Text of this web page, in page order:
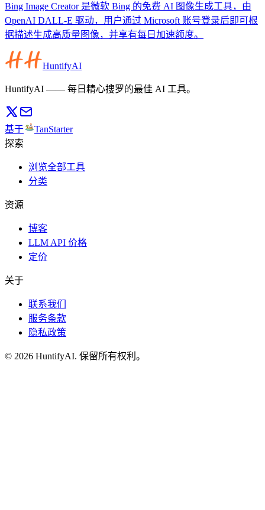
Bing Image Creator 是微软 Bing 的免费 AI 图像生成工具，由
OpenAI DALL-E 驱动，用户通过 Microsoft 账号登录后即可根
据描述生成高质量图像，并享有每日加速额度。
HuntifyAI
HuntifyAI —— 每日精心搜罗的最佳 AI 工具。
基于
TanStarter
探索
浏览全部工具
分类
资源
博客
LLM API 价格
定价
关于
联系我们
服务条款
隐私政策
© 2026 HuntifyAI. 保留所有权利。